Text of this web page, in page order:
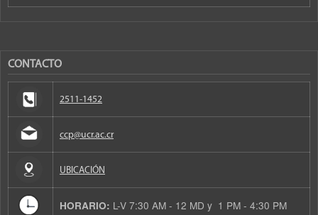
CONTACTO
2511-1452
ccp@ucr.ac.cr
UBICACIÓN
HORARIO: L-V 7:30 AM - 12 MD y 1 PM - 4:30 PM